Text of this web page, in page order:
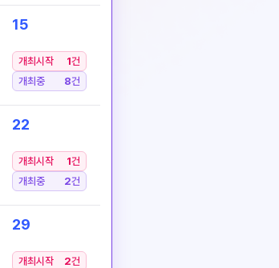
15
개최시작 1건
개최중
8건
22
개최시작 1건
개최중
2건
29
개최시작 2건